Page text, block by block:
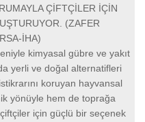
ÇİFTÇİLER İÇİN
(ZAFER
İHA)
kimyasal gübre ve yakıt
yerli ve doğal alternatifleri
koruyan hayvansal
yönüyle hem de toprağa
için güçlü bir seçenek